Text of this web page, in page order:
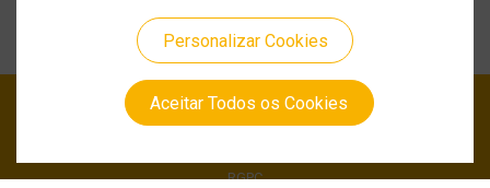
Política de Privacidade
RGPC
Personalizar Cookies
Aceitar Todos os Cookies